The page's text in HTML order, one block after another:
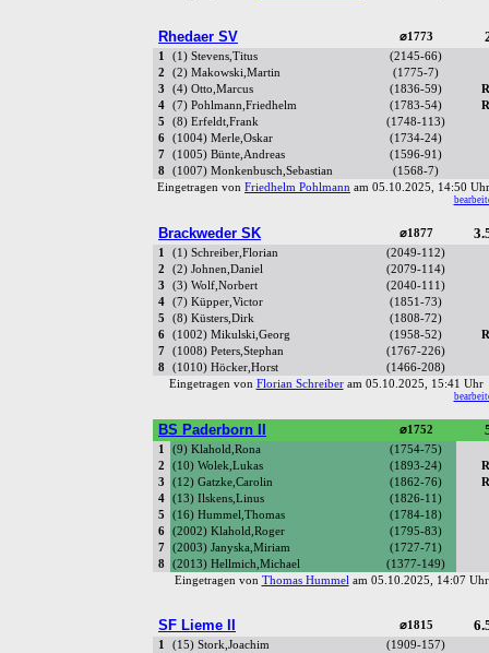
Rhedaer SV ⌀1773
1 (1) Stevens,Titus (2145-66)
2
(2) Makowski,Martin (1775-7)
3
(4) Otto,Marcus (1836-59)
4
(7) Pohlmann,Friedhelm (1783-54)
5
(8) Erfeldt,Frank (1748-113)
6
(1004) Merle,Oskar (1734-24)
7
(1005) Bünte,Andreas (1596-91)
8
(1007) Monkenbusch,Sebastian (1568-7)
Eingetragen von Friedhelm Pohlmann am 05.10.2025, 14:50
Brackweder SK ⌀1877
1 (1) Schreiber,Florian (2049-112)
2
(2) Johnen,Daniel (2079-114)
3
(3) Wolf,Norbert (2040-111)
4
(7) Küpper,Victor (1851-73)
5
(8) Küsters,Dirk (1808-72)
6
(1002) Mikulski,Georg (1958-52)
7
(1008) Peters,Stephan (1767-226)
8
(1010) Höcker,Horst (1466-208)
Eingetragen von Florian Schreiberam 05.10.2025, 15:41
BS Paderborn II ⌀1752
1 (9) Klahold,Rona
(1754-75)
2
(10) Wolek,Lukas (1893-24)
3
(12) Gatzke,Carolin (1862-76)
4
(13) Ilskens,Linus (1826-11)
5
(16) Hummel,Thomas (1784-18)
6
(2002) Klahold,Roger (1795-83)
7
(2003) Janyska,Miriam (1727-71)
8
(2013) Hellmich,Michael (1377-149)
Eingetragen von Thomas Hummelam 05.10.2025, 14:07
SF Lieme II ⌀1815
1 (15) Stork,Joachim (1909-157)